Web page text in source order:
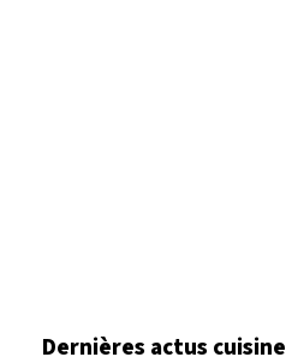
Dernières actus cuisine